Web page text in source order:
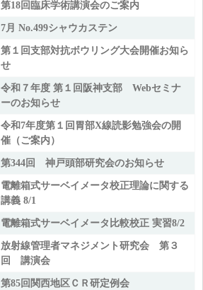
第18回臨床学術講演会のご案内
7月 No.499シャウカステン
第１回支部対抗ボウリング大会開催お知ら
せ
令和７年度 第１回阪神支部 Webセミナ
ーのお知らせ
令和7年度第１回胃部X線読影勉強会の開
催（ご案内）
第344回 神戸頭部研究会のお知らせ
電離箱式サーベイメータ校正理論に関する
講義 8/1
電離箱式サーベイメータ比較校正 実習8/2
放射線管理者マネジメント研究会 第３
回 講演会
第85回関西地区ＣＲ研定例会